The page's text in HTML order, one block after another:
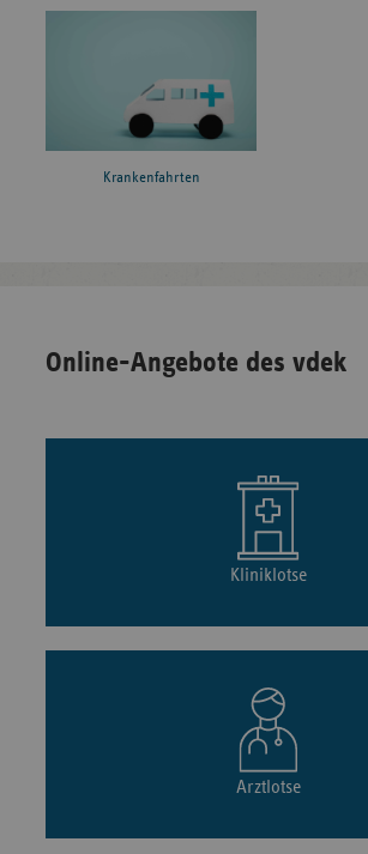
Krankenfahrten
Online-Angebote des vdek
Kliniklotse
Arztlotse